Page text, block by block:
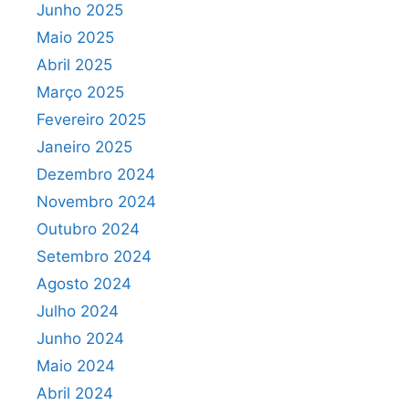
Junho 2025
Maio 2025
Abril 2025
Março 2025
Fevereiro 2025
Janeiro 2025
Dezembro 2024
Novembro 2024
Outubro 2024
Setembro 2024
Agosto 2024
Julho 2024
Junho 2024
Maio 2024
Abril 2024